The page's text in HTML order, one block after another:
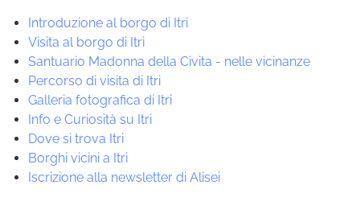
Introduzione al borgo di Itri
Visita al borgo di Itri
Santuario Madonna della Civita - nelle vicinanze
Percorso di visita di Itri
Galleria fotografica di Itri
Info e Curiosità su Itri
Dove si trova Itri
Borghi vicini a Itri
Iscrizione alla newsletter di Alisei